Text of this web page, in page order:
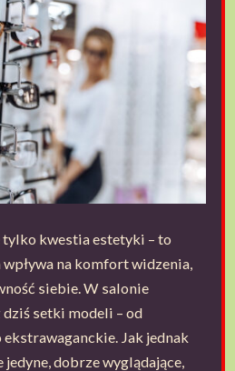
kwestia estetyki – to
na komfort widzenia,
siebie. W salonie
setki modeli – od
Jak jednak
dobrze wyglądające,